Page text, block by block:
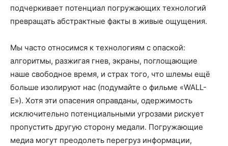
подчеркивает потенциал погружающих технологий
превращать абстрактные факты в живые ощущения.
Мы часто относимся к технологиям с опаской:
алгоритмы, разжигая гнев, экраны, поглощающие
наше свободное время, и страх того, что шлемы ещё
больше изолируют нас (подумайте о фильме «WALL-
E»). Хотя эти опасения оправданы, одержимость
исключительно потенциальными угрозами рискует
пропустить другую сторону медали. Погружающие
медиа могут преодолеть перегруз информации,